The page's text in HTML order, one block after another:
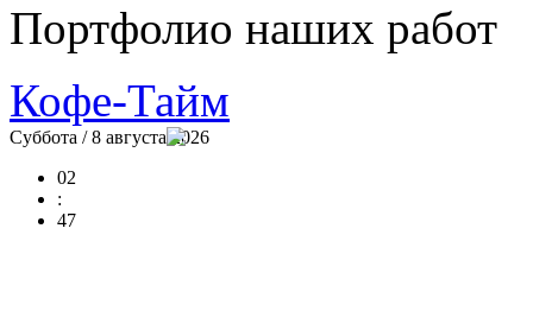
Портфолио наших работ
Кофе-Тайм
Суббота / 8 августа 2026
02
:
47